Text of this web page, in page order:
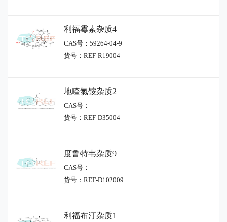
利福霉素杂质4
CAS号：59264-04-9
货号：REF-R19004
地喹氯铵杂质2
CAS号：
货号：REF-D35004
度鲁特韦杂质9
CAS号：
货号：REF-D102009
利福布汀杂质1